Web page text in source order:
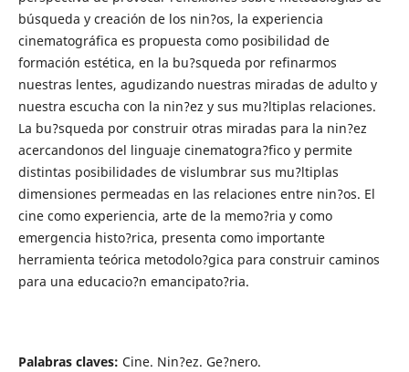
búsqueda y creación de los nin?os, la experiencia
cinematográfica es propuesta como posibilidad de
formación estética, en la bu?squeda por refinarmos
nuestras lentes, agudizando nuestras miradas de adulto y
nuestra escucha con la nin?ez y sus mu?ltiplas relaciones.
La bu?squeda por construir otras miradas para la nin?ez
acercandonos del linguaje cinematogra?fico y permite
distintas posibilidades de vislumbrar sus mu?ltiplas
dimensiones permeadas en las relaciones entre nin?os. El
cine como experiencia, arte de la memo?ria y como
emergencia histo?rica, presenta como importante
herramienta teórica metodolo?gica para construir caminos
para una educacio?n emancipato?ria.
Palabras claves: Cine. Nin?ez. Ge?nero.